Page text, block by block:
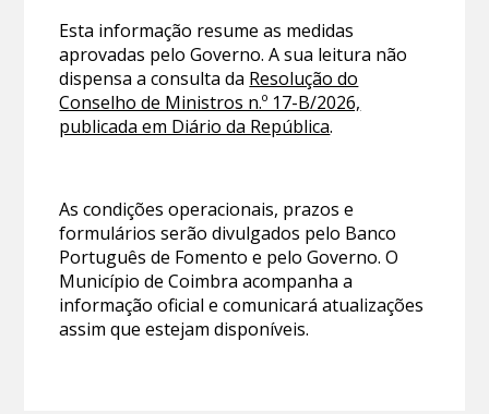
Esta informação resume as medidas
aprovadas pelo Governo. A sua leitura não
dispensa a consulta da Resolução do
Conselho de Ministros n.º 17-B/2026,
publicada em Diário da República.
As condições operacionais, prazos e
formulários serão divulgados pelo Banco
Português de Fomento e pelo Governo. O
Município de Coimbra acompanha a
informação oficial e comunicará atualizações
assim que estejam disponíveis.